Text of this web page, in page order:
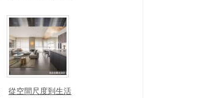
打造高訂生活儀式
從空間尺度到生活